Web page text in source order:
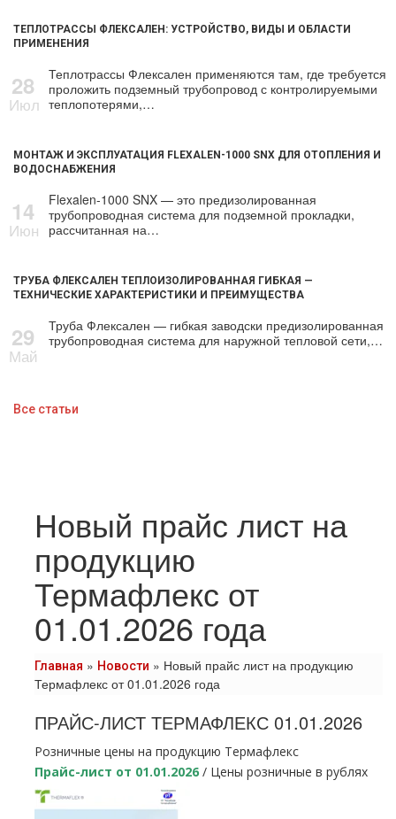
ТЕПЛОТРАССЫ ФЛЕКСАЛЕН: УСТРОЙСТВО, ВИДЫ И ОБЛАСТИ
ПРИМЕНЕНИЯ
28
Июл
Теплотрассы Флексален применяются там, где требуется
проложить подземный трубопровод с контролируемыми
теплопотерями,…
МОНТАЖ И ЭКСПЛУАТАЦИЯ FLEXALEN-1000 SNX ДЛЯ ОТОПЛЕНИЯ И
ВОДОСНАБЖЕНИЯ
14
Июн
Flexalen-1000 SNX — это предизолированная
трубопроводная система для подземной прокладки,
рассчитанная на…
ТРУБА ФЛЕКСАЛЕН ТЕПЛОИЗОЛИРОВАННАЯ ГИБКАЯ —
ТЕХНИЧЕСКИЕ ХАРАКТЕРИСТИКИ И ПРЕИМУЩЕСТВА
29
Май
Труба Флексален — гибкая заводски предизолированная
трубопроводная система для наружной тепловой сети,…
Все статьи
Новый прайс лист на
продукцию
Термафлекс от
01.01.2026 года
Главная » Новости » Новый прайс лист на продукцию
Термафлекс от 01.01.2026 года
ПРАЙС-ЛИСТ ТЕРМАФЛЕКС 01.01.2026
Розничные цены на продукцию Термафлекс
Прайс-лист от 01.01.2026 / Цены розничные в рублях